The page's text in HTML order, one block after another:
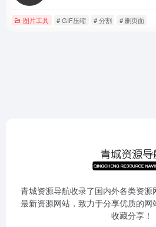
图片工具 # GIF压缩 # 分割 # 删页面
青城资源导航收录了国内外各类资
最新资源网站，致力于分享优质的
收藏分享！